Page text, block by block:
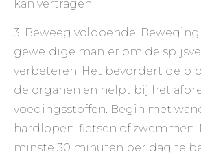
kan vertragen.
3. Beweeg voldoende: Beweging
geweldige manier om de
verbeteren. Het bevordert de
de organen en helpt bij het
voedingsstoffen. Begin met
hardlopen, fietsen of zwemmen.
minste 30 minuten per dag te